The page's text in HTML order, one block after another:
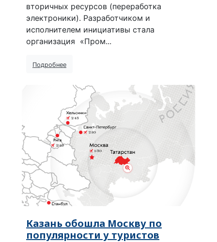
вторичных ресурсов (переработка
электроники). Разработчиком и
исполнителем инициативы стала
организация «Пром...
Подробнее
Казань обошла Москву по
популярности у туристов